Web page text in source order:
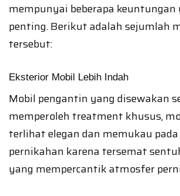
mempunyai beberapa
penting. Berikut adalah sejumlah
tersebut:
Eksterior Mobil Lebih Indah
Mobil pengantin yang disewakan
memperoleh treatment khusus,
terlihat elegan dan memukau
pernikahan karena tersemat
yang mempercantik atmosfer